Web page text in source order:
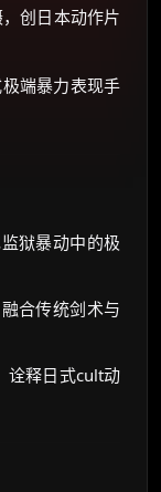
创日本动作片
端暴力表现手
狱暴动中的极
合传统剑术与
诠释日式cult动